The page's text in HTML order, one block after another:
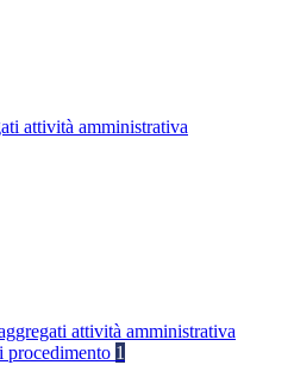
attività amministrativa
attività amministrativa
procedimento 1